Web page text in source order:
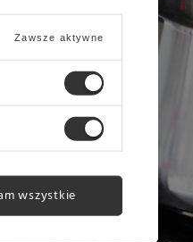
Zawsze aktywne
wszystkie